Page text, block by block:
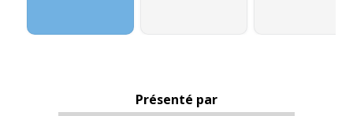
Présenté par